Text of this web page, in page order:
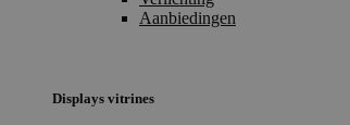
Aanbiedingen
Displays vitrines